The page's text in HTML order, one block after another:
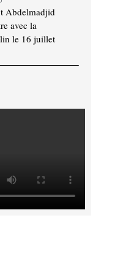
Abdelmadjid
avec la
le 16 juillet